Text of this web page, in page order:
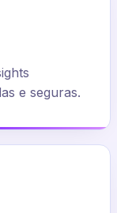
e seguras.